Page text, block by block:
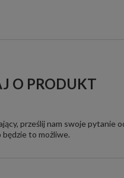
O PRODUKT
prześlij nam swoje pytanie
to możliwe.